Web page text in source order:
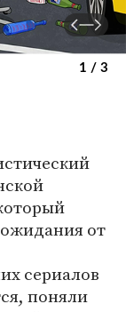
1 / 3
от
сериалов
поняли